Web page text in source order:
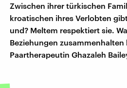
Zwischen ihrer türkischen
kroatischen ihres Verlobten
und? Meltem respektiert sie.
Beziehungen
Paartherapeutin Ghazaleh